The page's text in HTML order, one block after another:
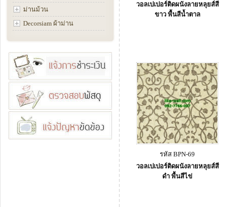
ม่านม้วน
Decorsiam ผ้าม่าน
วอลเปเปอร์ติดผนังลายหลุยส์สี
ขาว พื้นสีน้ำตาล
รหัส BPN-69
วอลเปเปอร์ติดผนังลายหลุยส์สี
ดำ พื้นสีไข่